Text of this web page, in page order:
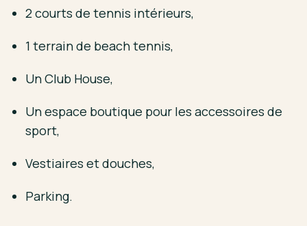
2 courts de tennis intérieurs,
1 terrain de beach tennis,
Un Club House,
Un espace boutique pour les accessoires de
sport,
Vestiaires et douches,
Parking.